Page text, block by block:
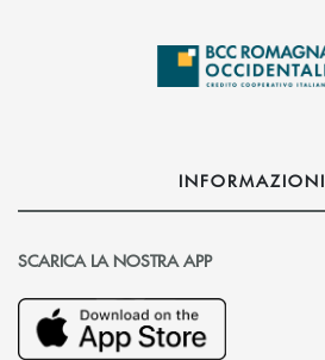
INFORMAZIONI
SCARICA LA NOSTRA APP